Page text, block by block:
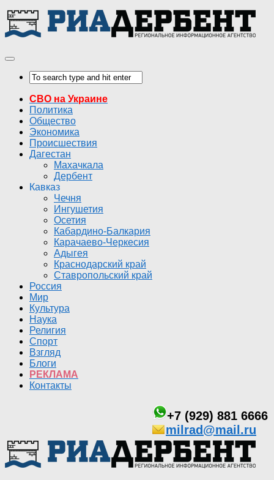
СВО на Украине
Политика
Общество
Экономика
Происшествия
Дагестан
Махачкала
Дербент
Кавказ
Чечня
Ингушетия
Осетия
Кабардино-Балкария
Карачаево-Черкесия
Адыгея
Краснодарский край
Ставропольский край
Россия
Мир
Культура
Наука
Религия
Спорт
Взгляд
Блоги
РЕКЛАМА
Контакты
+7 (929) 881 6666
milrad@mail.ru